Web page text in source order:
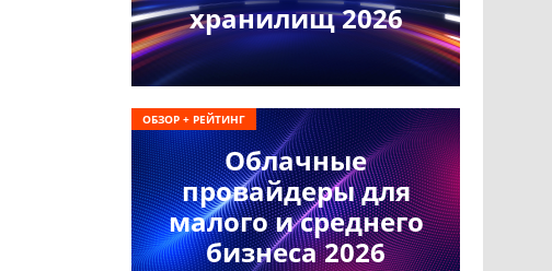
хранилищ 2026
Облачные
провайдеры для
малого и среднего
бизнеса 2026
ОБЗОР + РЕЙТИНГ